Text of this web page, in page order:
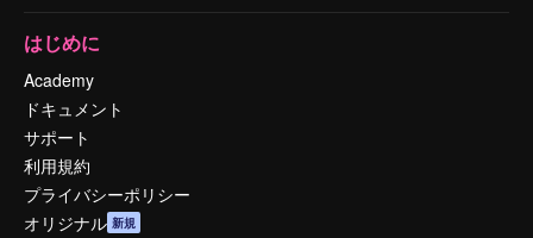
はじめに
Academy
ドキュメント
サポート
利用規約
プライバシーポリシー
オリジナル 新規